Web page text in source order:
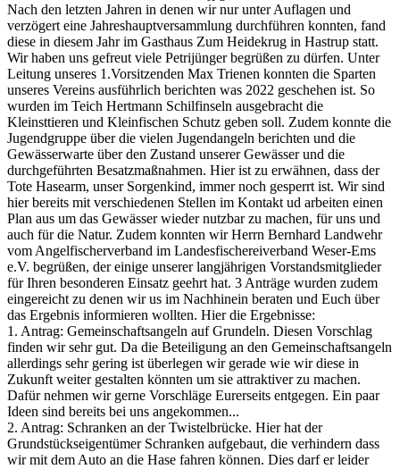
Nach den letzten Jahren in denen wir nur unter Auflagen und
verzögert eine Jahreshauptversammlung durchführen konnten, fand
diese in diesem Jahr im Gasthaus Zum Heidekrug in Hastrup statt.
Wir haben uns gefreut viele Petrijünger begrüßen zu dürfen. Unter
Leitung unseres 1.Vorsitzenden Max Trienen konnten die Sparten
unseres Vereins ausführlich berichten was 2022 geschehen ist. So
wurden im Teich Hertmann Schilfinseln ausgebracht die
Kleinsttieren und Kleinfischen Schutz geben soll. Zudem konnte die
Jugendgruppe über die vielen Jugendangeln berichten und die
Gewässerwarte über den Zustand unserer Gewässer und die
durchgeführten Besatzmaßnahmen. Hier ist zu erwähnen, dass der
Tote Hasearm, unser Sorgenkind, immer noch gesperrt ist. Wir sind
hier bereits mit verschiedenen Stellen im Kontakt ud arbeiten einen
Plan aus um das Gewässer wieder nutzbar zu machen, für uns und
auch für die Natur. Zudem konnten wir Herrn Bernhard Landwehr
vom Angelfischerverband im Landesfischereiverband Weser-Ems
e.V. begrüßen, der einige unserer langjährigen Vorstandsmitglieder
für Ihren besonderen Einsatz geehrt hat. 3 Anträge wurden zudem
eingereicht zu denen wir us im Nachhinein beraten und Euch über
das Ergebnis informieren wollten. Hier die Ergebnisse:
1. Antrag: Gemeinschaftsangeln auf Grundeln. Diesen Vorschlag
finden wir sehr gut. Da die Beteiligung an den Gemeinschaftsangeln
allerdings sehr gering ist überlegen wir gerade wie wir diese in
Zukunft weiter gestalten könnten um sie attraktiver zu machen.
Dafür nehmen wir gerne Vorschläge Eurerseits entgegen. Ein paar
Ideen sind bereits bei uns angekommen...
2. Antrag: Schranken an der Twistelbrücke. Hier hat der
Grundstückseigentümer Schranken aufgebaut, die verhindern dass
wir mit dem Auto an die Hase fahren können. Dies darf er leider